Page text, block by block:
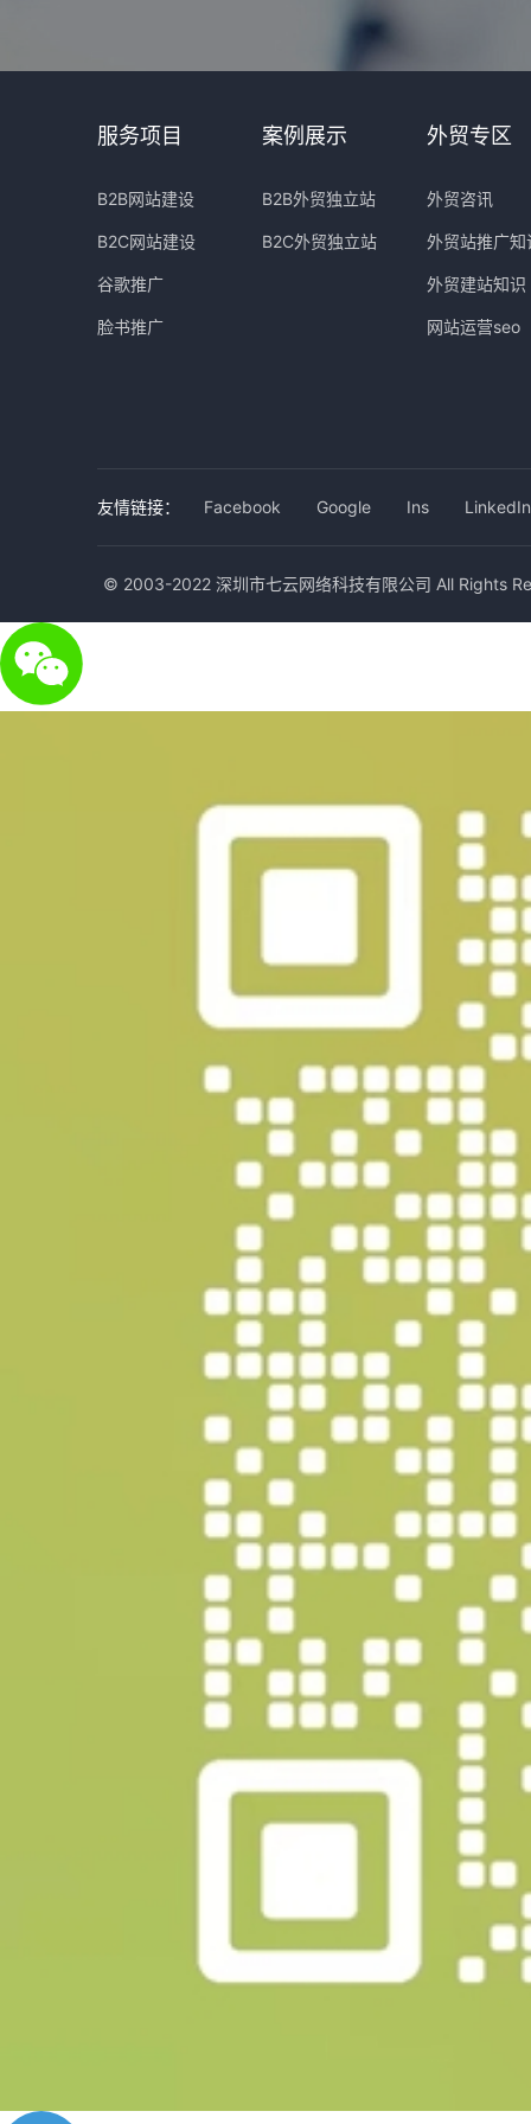
服务项目
B2B网站建设
B2C网站建设
谷歌推广
脸书推广
案例展示
B2B外贸独立站
B2C外贸独立站
外贸专区
外贸咨讯
外贸站推广知
外贸建站知识
网站运营seo
友情链接： Facebook Google Ins LinkedIn
© 2003-2022 深圳市七云网络科技有限公司 All Rights